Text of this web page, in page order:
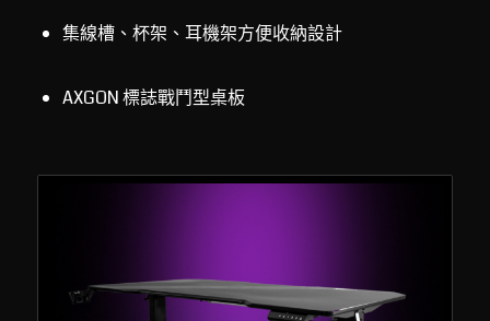
集線槽、杯架、耳機架方便收納設計
AXGON 標誌戰鬥型桌板